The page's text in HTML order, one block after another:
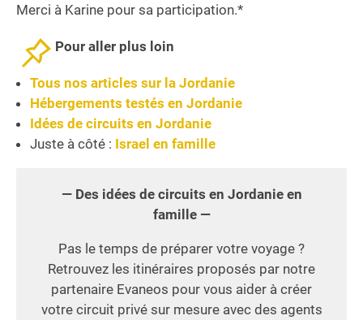
Merci à Karine pour sa participation.*
Pour aller plus loin
Tous nos articles sur la Jordanie
Hébergements testés en Jordanie
Idées de circuits en Jordanie
Juste à côté : Israel en famille
— Des idées de circuits en Jordanie en
famille —
Pas le temps de préparer votre voyage ?
Retrouvez les itinéraires proposés par notre
partenaire Evaneos pour vous aider à créer
votre circuit privé sur mesure avec des agents